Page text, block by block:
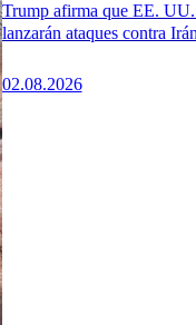
Trump afirma que EE.
lanzarán ataques contra Irán
02.08.2026